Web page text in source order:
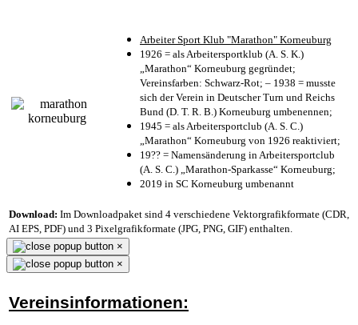
Arbeiter Sport Klub "Marathon" Korneuburg
1926 = als Arbeitersportklub (A. S. K.)
„Marathon“ Korneuburg gegründet;
Vereinsfarben: Schwarz-Rot; – 1938 = musste
sich der Verein in Deutscher Turn und Reichs
Bund (D. T. R. B.) Korneuburg umbenennen;
1945 = als Arbeitersportclub (A. S. C.)
„Marathon“ Korneuburg von 1926 reaktiviert;
19?? = Namensänderung in Arbeitersportclub
(A. S. C.) „Marathon-Sparkasse“ Korneuburg;
2019 in SC Korneuburg umbenannt
Download: Im Downloadpaket sind 4 verschiedene Vektorgrafikformate (CDR,
AI EPS, PDF) und 3 Pixelgrafikformate (JPG, PNG, GIF) enthalten.
×
×
Vereinsinformationen: